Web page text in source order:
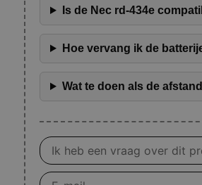
Is de Nec rd-434e
Hoe vervang ik de
Wat te doen als de
Vraag
over
product
E-